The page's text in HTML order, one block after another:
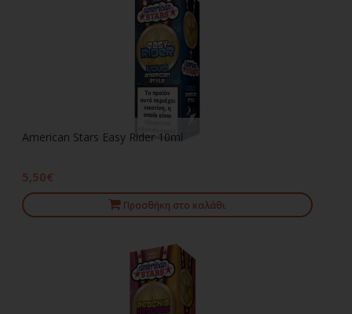
American Stars Easy Rider 10ml
5,50€
Προσθήκη στο καλάθι